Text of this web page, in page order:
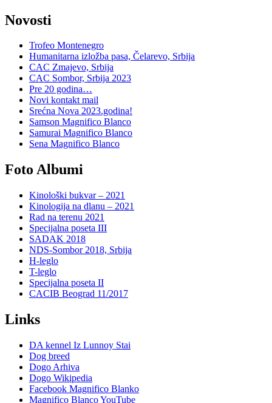
Novosti
Trofeo Montenegro
Humanitarna izložba pasa, Čelarevo, Srbija
CAC Zmajevo, Srbija
CAC Sombor, Srbija 2023
Pre 20 godina…
Novi kontakt mail
Srećna Nova 2023.godina!
Samson Magnifico Blanco
Samurai Magnifico Blanco
Sena Magnifico Blanco
Foto Albumi
Kinološki bukvar – 2021
Kinologija na dlanu – 2021
Rad na terenu 2021
Specijalna poseta III
SADAK 2018
NDS-Sombor 2018, Srbija
H-leglo
T-leglo
Specijalna poseta II
CACIB Beograd 11/2017
Links
DA kennel Iz Lunnoy Stai
Dog breed
Dogo Arhiva
Dogo Wikipedia
Facebook Magnifico Blanko
Magnifico Blanco YouTube